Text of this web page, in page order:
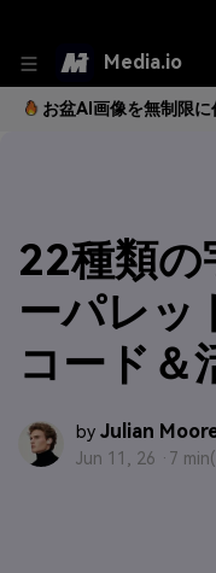
Media.io
お盆AI画像を無制限
22種類の
ーパレッ
コード＆
by Julian
Jun 11, 26 · 7